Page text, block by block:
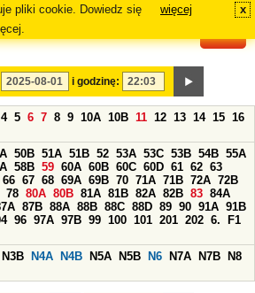
pliki cookie. Dowiedz się
więcej x
i godzinę:
4 5 6 7 8 9 10A 10B 11 12 13 14 15 16
50B 51A 51B 52 53A 53C 53B 54B 55A
58B 59 60A 60B 60C 60D 61 62 63
66 67 68 69A 69B 70 71A 71B 72A 72B
78 80A 80B 81A 81B 82A 82B 83 84A
87B 88A 88B 88C 88D 89 90 91A 91B
96 97A 97B 99 100 101 201 202 6.
F1
N3B N4A N4B N5A N5B N6 N7A N7B
N8